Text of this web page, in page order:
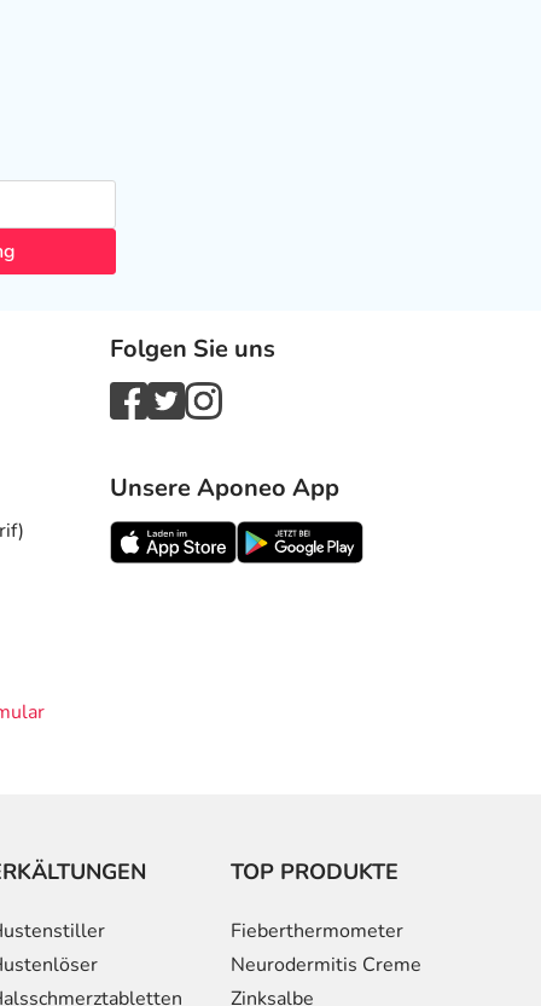
Folgen Sie uns
Unsere Aponeo App
TOP PRODUKTE
Fieberthermometer
Neurodermitis Creme
Zinksalbe